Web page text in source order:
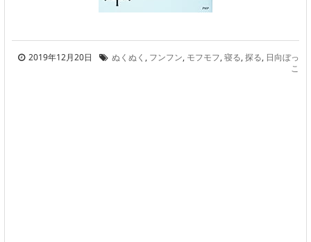
2019年12月20日 ぬくぬく , フンフン, モフモフ,寝る,探る, 日向ぼっ
こ